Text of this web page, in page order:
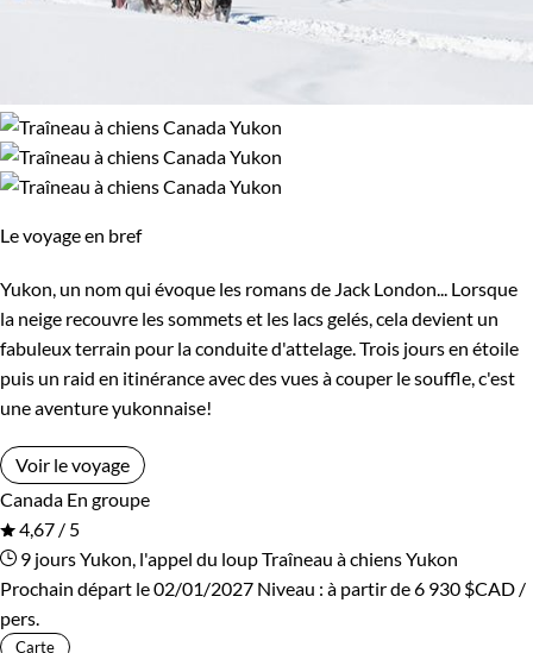
Le voyage en bref
Yukon, un nom qui évoque les romans de Jack London... Lorsque
la neige recouvre les sommets et les lacs gelés, cela devient un
fabuleux terrain pour la conduite d'attelage. Trois jours en étoile
puis un raid en itinérance avec des vues à couper le souffle, c'est
une aventure yukonnaise!
Voir le voyage
Canada En groupe
4,67 / 5
9 joursYukon, l'appel du loupTraîneau à chiens Yukon
Prochain départ le 02/01/2027 Niveau : à partir de6 930 $CAD /
pers.
Carte